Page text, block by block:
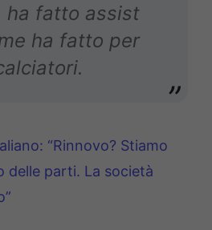
ha fatto assist
ha fatto per
“Rinnovo? Stiamo
delle parti. La società